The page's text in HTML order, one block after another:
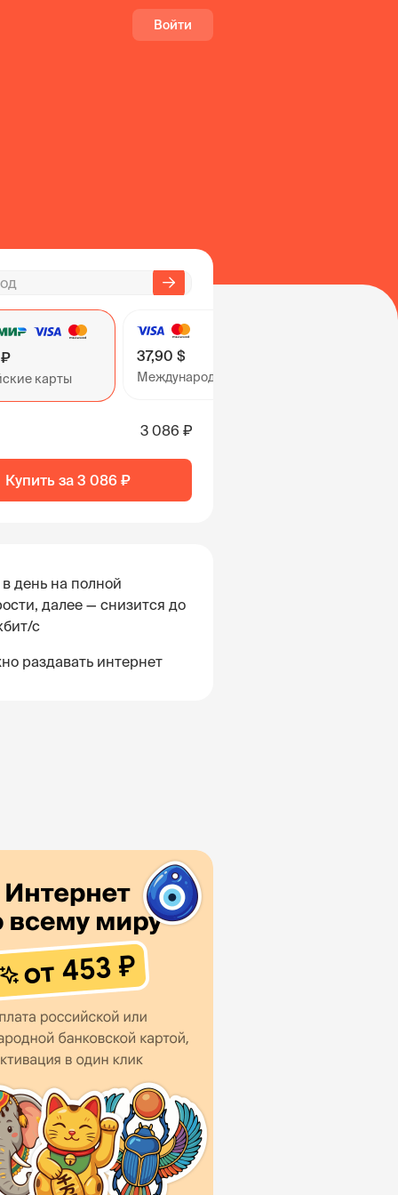
Войти
карты
37,90 $
Международные карты
3 086 ₽
Купить за 3 086 ₽
день на полной
далее — снизится до
с
раздавать интернет